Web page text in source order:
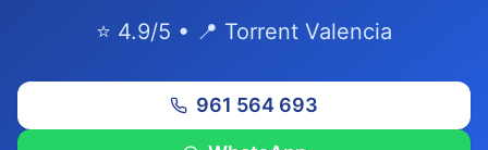
⭐ 4.9/5 • 📍 Torrent Valencia
961 564 693